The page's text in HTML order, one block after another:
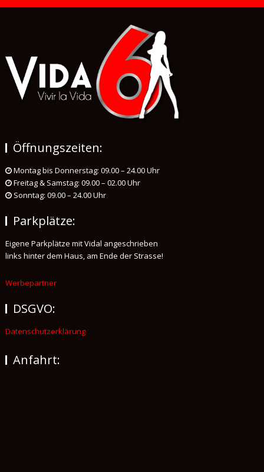
Öffnungszeiten:
Montag bis Donnerstag: 09.00 – 24.00 Uhr
Freitag & Samstag: 09.00 – 02.00 Uhr
Sonntag: 09.00 – 24.00 Uhr
Parkplätze:
Eigene Parkplätze mit Vidal angeschrieben
links hinter dem Haus, am Ende der Strasse!
Werbepartner
DSGVO:
Datenschutzerklärung
Anfahrt: